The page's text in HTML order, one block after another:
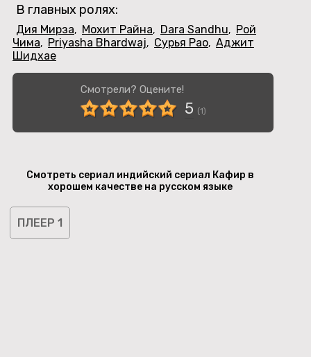
В главных ролях:
Дия Мирза, Мохит Райна, Dara Sandhu, Рой
Чима, Priyasha Bhardwaj, Сурья Рао, Аджит
Шидхае
Смотрели? Оцените!
5 (1)
Смотреть сериал индийский сериал Кафир в
хорошем качестве на русском языке
ПЛЕЕР 1